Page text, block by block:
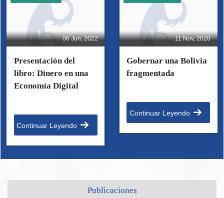
06 Jun, 2022
Presentación del
libro: Dinero en una
Economía Digital
Continuar Leyendo
11 Nov, 2020
Gobernar una Bolivia
fragmentada
Continuar Leyendo
Publicaciones